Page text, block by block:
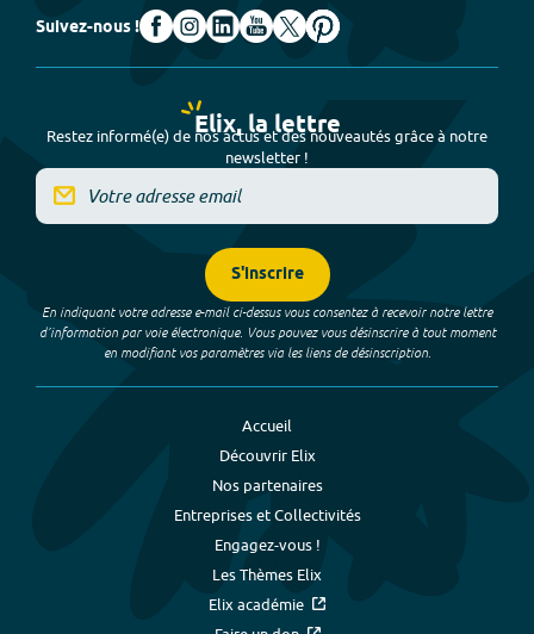
Suivez-nous !
Elix, la lettre
Restez informé(e) de nos actus et des nouveautés grâce à notre
newsletter !
S'inscrire
En indiquant votre adresse e-mail ci-dessus vous consentez à recevoir notre lettre
d’information par voie électronique. Vous pouvez vous désinscrire à tout moment
en modifiant vos paramètres via les liens de désinscription.
Accueil
Découvrir Elix
Nos partenaires
Entreprises et Collectivités
Engagez-vous !
Les Thèmes Elix
Elix académie